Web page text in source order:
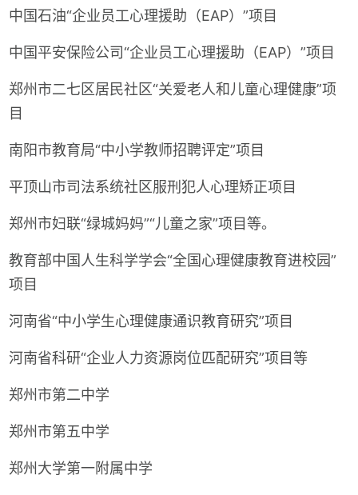
中国石油“企业员工心理援助（EAP）”项目
中国平安保险公司“企业员工心理援助（EAP）”项目
郑州市二七区居民社区“关爱老人和儿童心理健康”项
目
南阳市教育局“中小学教师招聘评定”项目
平顶山市司法系统社区服刑犯人心理矫正项目
郑州市妇联“绿城妈妈”“儿童之家”项目等。
教育部中国人生科学学会“全国心理健康教育进校园”
项目
河南省“中小学生心理健康通识教育研究”项目
河南省科研“企业人力资源岗位匹配研究”项目等
郑州市第二中学
郑州市第五中学
郑州大学第一附属中学